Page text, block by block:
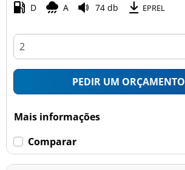
D A 74 db EPREL
PEDIR UM ORÇAMENTO
Mais informações
Comparar